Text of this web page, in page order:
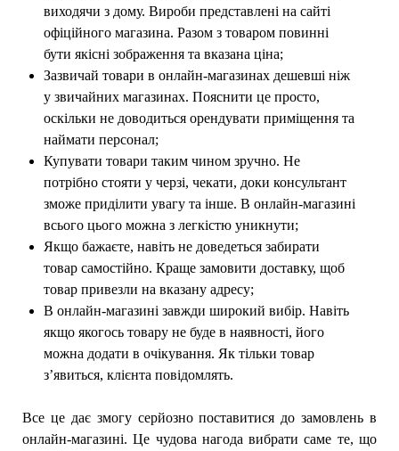
виходячи з дому. Вироби представлені на сайті
офіційного магазина. Разом з товаром повинні
бути якісні зображення та вказана ціна;
Зазвичай товари в онлайн-магазинах дешевші ніж
у звичайних магазинах. Пояснити це просто,
оскільки не доводиться орендувати приміщення та
наймати персонал;
Купувати товари таким чином зручно. Не
потрібно стояти у черзі, чекати, доки консультант
зможе приділити увагу та інше. В онлайн-магазині
всього цього можна з легкістю уникнути;
Якщо бажаєте, навіть не доведеться забирати
товар самостійно. Краще замовити доставку, щоб
товар привезли на вказану адресу;
В онлайн-магазині завжди широкий вибір. Навіть
якщо якогось товару не буде в наявності, його
можна додати в очікування. Як тільки товар
з’явиться, клієнта повідомлять.
Все це дає змогу серйозно поставитися до замовлень в
онлайн-магазині. Це чудова нагода вибрати саме те, що